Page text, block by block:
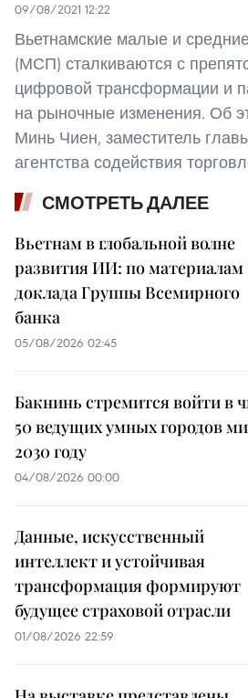
09/08/2021 12:22
Вьетнамские малые и
(МСП) сталкиваются с
цифровой трансформации и
на рыночные изменения. Об
Минь Чиен, заместитель
агентства содействия
СМОТРЕТЬ ДАЛЕЕ
Вьетнам в глобальной волне
развития ИИ: по материалам
доклада Группы Всемирного
банка
05/08/2026 02:45
Бакнинь стремится войти в
50 ведущих умных городов
2030 году
04/08/2026 00:00
Данные, искусственный
интеллект и устойчивая
трансформация формируют
будущее страховой отрасли
01/08/2026 22:59